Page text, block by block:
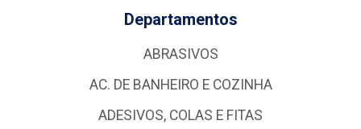
Departamentos
ABRASIVOS
AC. DE BANHEIRO E COZINHA
ADESIVOS, COLAS E FITAS